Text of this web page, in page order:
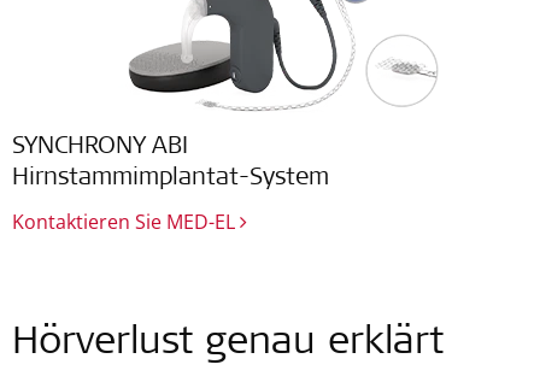
SYNCHRONY ABI
Hirnstammimplantat-System
Kontaktieren Sie MED-EL
Hörverlust genau erklärt